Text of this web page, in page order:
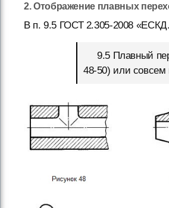
2. Отображение плавных
В п. 9.5 ГОСТ 2.305-2008
9.5 Плавный
48-50) или совсем